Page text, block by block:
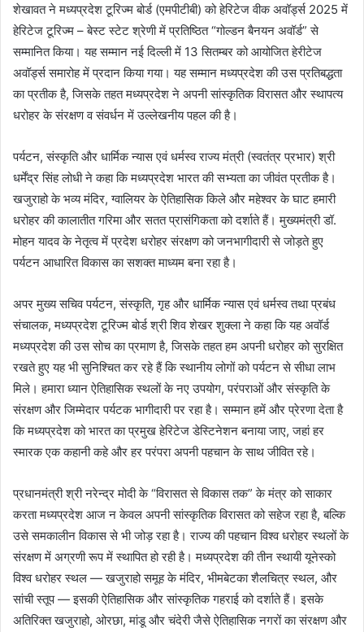
शेखावत ने मध्यप्रदेश टूरिज्म बोर्ड (एमपीटीबी) को हेरिटेज वीक अवॉर्ड्स 2025 में
हेरिटेज टूरिज्म – बेस्ट स्टेट श्रेणी में प्रतिष्ठित “गोल्डन बैनयन अवॉर्ड” से
सम्मानित किया। यह सम्मान नई दिल्ली में 13 सितम्बर को आयोजित हेरीटेज
अवॉर्ड्स समारोह में प्रदान किया गया। यह सम्मान मध्यप्रदेश की उस प्रतिबद्धता
का प्रतीक है, जिसके तहत मध्यप्रदेश ने अपनी सांस्कृतिक विरासत और स्थापत्य
धरोहर के संरक्षण व संवर्धन में उल्लेखनीय पहल की है।
पर्यटन, संस्कृति और धार्मिक न्यास एवं धर्मस्व राज्य मंत्री (स्वतंत्र प्रभार) श्री
धर्मेंद्र सिंह लोधी ने कहा कि मध्यप्रदेश भारत की सभ्यता का जीवंत प्रतीक है।
खजुराहो के भव्य मंदिर, ग्वालियर के ऐतिहासिक किले और महेश्वर के घाट हमारी
धरोहर की कालातीत गरिमा और सतत प्रासंगिकता को दर्शाते हैं। मुख्यमंत्री डॉ.
मोहन यादव के नेतृत्व में प्रदेश धरोहर संरक्षण को जनभागीदारी से जोड़ते हुए
पर्यटन आधारित विकास का सशक्त माध्यम बना रहा है।
अपर मुख्य सचिव पर्यटन, संस्कृति, गृह और धार्मिक न्यास एवं धर्मस्व तथा प्रबंध
संचालक, मध्यप्रदेश टूरिज्म बोर्ड श्री शिव शेखर शुक्ला ने कहा कि यह अवॉर्ड
मध्यप्रदेश की उस सोच का प्रमाण है, जिसके तहत हम अपनी धरोहर को सुरक्षित
रखते हुए यह भी सुनिश्चित कर रहे हैं कि स्थानीय लोगों को पर्यटन से सीधा लाभ
मिले। हमारा ध्यान ऐतिहासिक स्थलों के नए उपयोग, परंपराओं और संस्कृति के
संरक्षण और जिम्मेदार पर्यटक भागीदारी पर रहा है। सम्मान हमें और प्रेरणा देता है
कि मध्यप्रदेश को भारत का प्रमुख हेरिटेज डेस्टिनेशन बनाया जाए, जहां हर
स्मारक एक कहानी कहे और हर परंपरा अपनी पहचान के साथ जीवित रहे।
प्रधानमंत्री श्री नरेन्द्र मोदी के “विरासत से विकास तक” के मंत्र को साकार
करता मध्यप्रदेश आज न केवल अपनी सांस्कृतिक विरासत को सहेज रहा है, बल्कि
उसे समकालीन विकास से भी जोड़ रहा है। राज्य की पहचान विश्व धरोहर स्थलों के
संरक्षण में अग्रणी रूप में स्थापित हो रही है। मध्यप्रदेश की तीन स्थायी यूनेस्को
विश्व धरोहर स्थल — खजुराहो समूह के मंदिर, भीमबेटका शैलचित्र स्थल, और
सांची स्तूप — इसकी ऐतिहासिक और सांस्कृतिक गहराई को दर्शाते हैं। इसके
अतिरिक्त खजुराहो, ओरछा, मांडू और चंदेरी जैसे ऐतिहासिक नगरों का संरक्षण और